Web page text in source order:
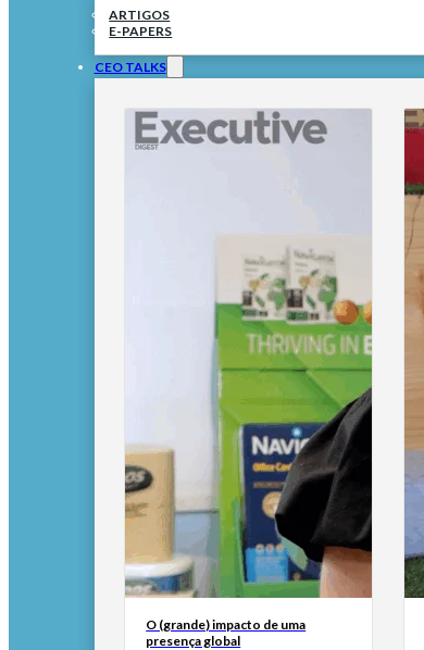
ARTIGOS
E-PAPERS
CEO TALKS
O (grande) impacto de uma
presença global